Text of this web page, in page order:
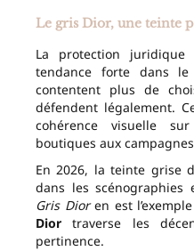
Le gris Dior, une teinte
La protection
tendance forte dans
contentent plus de
défendent légalement.
cohérence visuelle
boutiques aux
En 2026, la teinte grise
dans les scénographies
Gris Dioren est
Dior traverse les
pertinence.